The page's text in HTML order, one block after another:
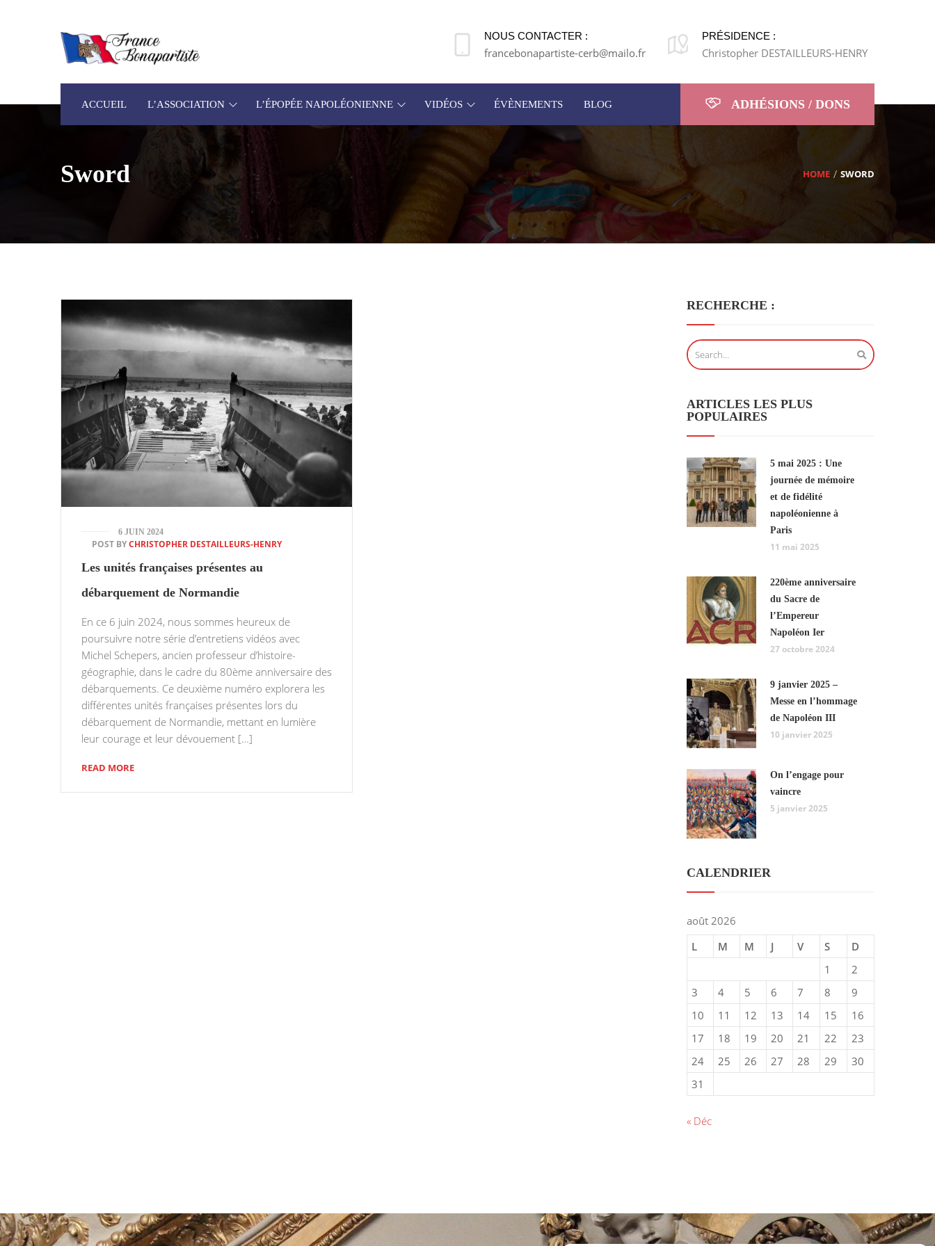
NOUS CONTACTER :
francebonapartiste-cerb@mailo.fr
PRÉSIDENCE :
Christopher DESTAILLEURS-HENRY
ACCUEIL L’ASSOCIATION L’ÉPOPÉE NAPOLÉONIENNE VIDÉOS ÉVÈNEMENTS BLOG ADHÉSIONS / DONS
Sword HOME SWORD
6 JUIN 2024
POST BYCHRISTOPHER DESTAILLEURS-HENRY
Les unités françaises présentes au
débarquement de Normandie
En ce 6 juin 2024, nous sommes heureux de
poursuivre notre série d’entretiens vidéos avec
Michel Schepers, ancien professeur d’histoire-
géographie, dans le cadre du 80ème anniversaire des
débarquements. Ce deuxième numéro explorera les
différentes unités françaises présentes lors du
débarquement de Normandie, mettant en lumière
leur courage et leur dévouement […]
READ MORE
RECHERCHE :
ARTICLES LES PLUS
POPULAIRES
5 mai 2025 : Une
journée de mémoire
et de fidélité
napoléonienne à
Paris
11 mai 2025
220ème anniversaire
du Sacre de
l’Empereur
Napoléon Ier
27 octobre 2024
9 janvier 2025 –
Messe en l’hommage
de Napoléon III
10 janvier 2025
On l’engage pour
vaincre
5 janvier 2025
CALENDRIER
août 2026
L
M M J V S
D
1
2
3
4 5 6 7 8
9
10
11 12 13 14 15
16
17
18 19 20 21 22
23
24
25 26 27 28 29
30
31
« Déc